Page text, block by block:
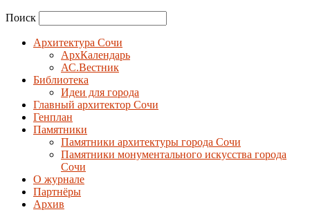
Поиск
Архитектура Сочи
АрхКалендарь
АС.Вестник
Библиотека
Идеи для города
Главный архитектор Сочи
Генплан
Памятники
Памятники архитектуры города Сочи
Памятники монументального искусства города
Сочи
О журнале
Партнёры
Архив